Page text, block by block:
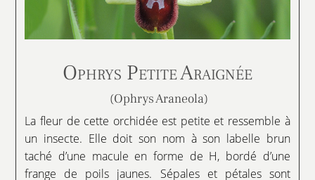
Ophrys Petite Araignée
(Ophrys Araneola)
La fleur de cette orchidée est petite et ressemble à
un insecte. Elle doit son nom à son labelle brun
taché d’une macule en forme de H, bordé d’une
frange de poils jaunes. Sépales et pétales sont